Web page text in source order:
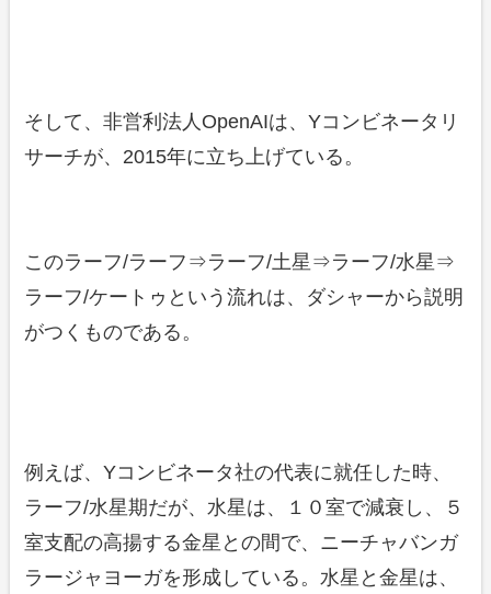
そして、非営利法人OpenAIは、Yコンビネータリ
サーチが、2015年に立ち上げている。
このラーフ/ラーフ⇒ラーフ/土星⇒ラーフ/水星⇒
ラーフ/ケートゥという流れは、ダシャーから説明
がつくものである。
例えば、Yコンビネータ社の代表に就任した時、
ラーフ/水星期だが、水星は、１０室で減衰し、５
室支配の高揚する金星との間で、ニーチャバンガ
ラージャヨーガを形成している。水星と金星は、